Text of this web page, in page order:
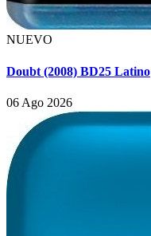
NUEVO
Doubt (2008) BD25 Latino
06 Ago 2026